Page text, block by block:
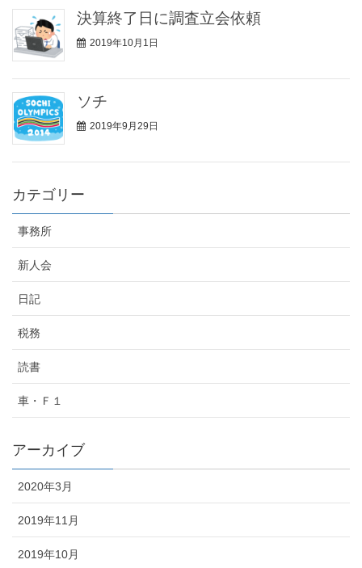
決算終了日に調査立会依頼
2019年10月1日
ソチ
2019年9月29日
カテゴリー
事務所
新人会
日記
税務
読書
車・Ｆ１
アーカイブ
2020年3月
2019年11月
2019年10月